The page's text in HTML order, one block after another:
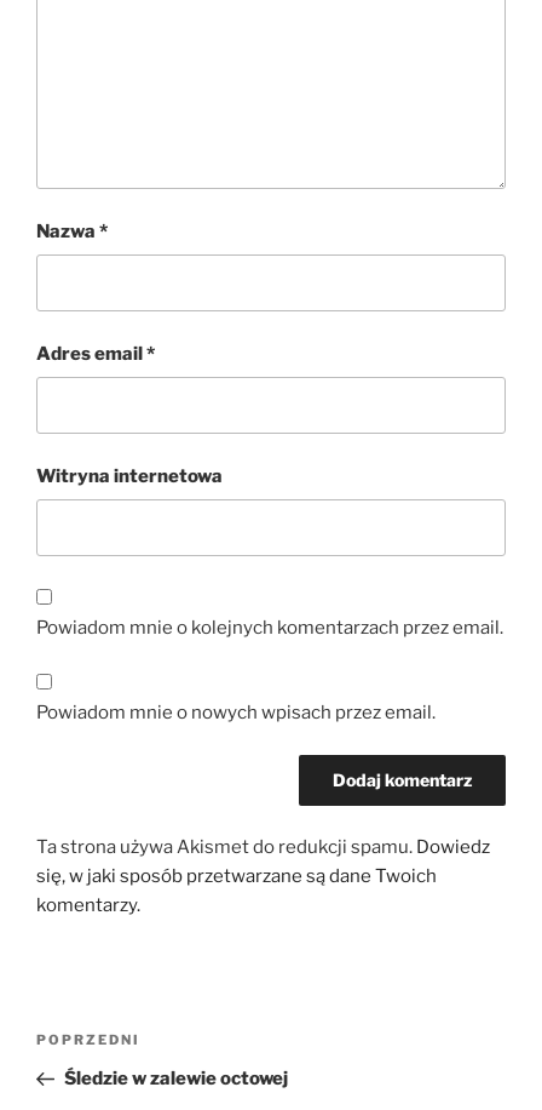
Nazwa *
Adres email*
Witryna internetowa
Powiadom mnie o kolejnych komentarzach przez email.
Powiadom mnie o nowych wpisach przez email.
Ta strona używa Akismet do redukcji spamu. Dowiedz
się, w jaki sposób przetwarzane są dane Twoich
komentarzy.
Nawigacja
wpisu
Poprzedni
wpis
POPRZEDNI
Śledzie w zalewie octowej